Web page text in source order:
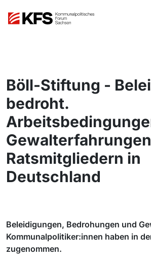
Böll-Stiftung -
bedroht.
Ratsmitgliedern in
Deutschland
Beleidigungen, Bedrohungen und
Kommunalpolitiker:innen haben in
zugenommen.